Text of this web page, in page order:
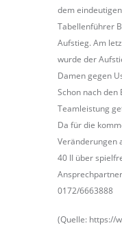
dem
Tabellenführer
Aufstieg. Am
wurde der
Damen gegen
Schon nach den
Teamleistung
Da für die
Veränderungen
40 II über
0172/6663888
(Quelle: https://